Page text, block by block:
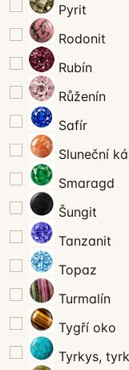
Pyrit
Rodonit
Rubín
Růženín
Safír
Sluneční
Smaragd
Šungit
Tanzanit
Topaz
Turmalín
Tygří oko
Tyrkys,